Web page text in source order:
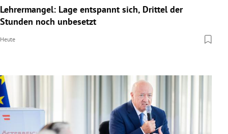
Lehrermangel: Lage entspannt sich, Drittel der
Stunden noch unbesetzt
Heute